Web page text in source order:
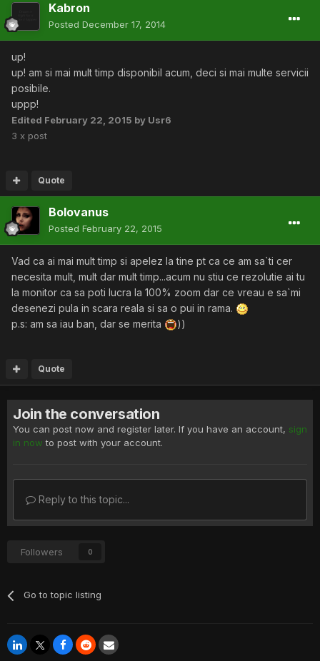
Kabron
Posted December 17, 2014
up!
up! am si mai mult timp disponibil acum, deci si mai multe servicii
posibile.
uppp!
Edited February 22, 2015 by Usr6
3 x post
Quote
Bolovanus
Posted February 22, 2015
Vad ca ai mai mult timp si apelez la tine pt ca ce am sa`ti cer
necesita mult, mult dar mult timp...acum nu stiu ce rezolutie ai tu
la monitor ca sa poti lucra la 100% zoom dar ce vreau e sa`mi
desenezi pula in scara reala si sa o pui in rama.
p.s: am sa iau ban, dar se merita
))
Quote
Join the conversation
You can post now and register later. If you have an account, sign
in now to post with your account.
Reply to this topic...
Followers 0
Go to topic listing